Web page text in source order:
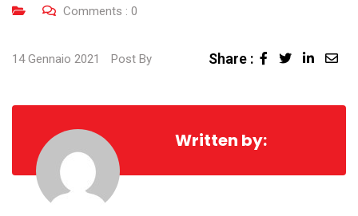
Comments : 0
14 Gennaio 2021 Post By Share :
Written by: